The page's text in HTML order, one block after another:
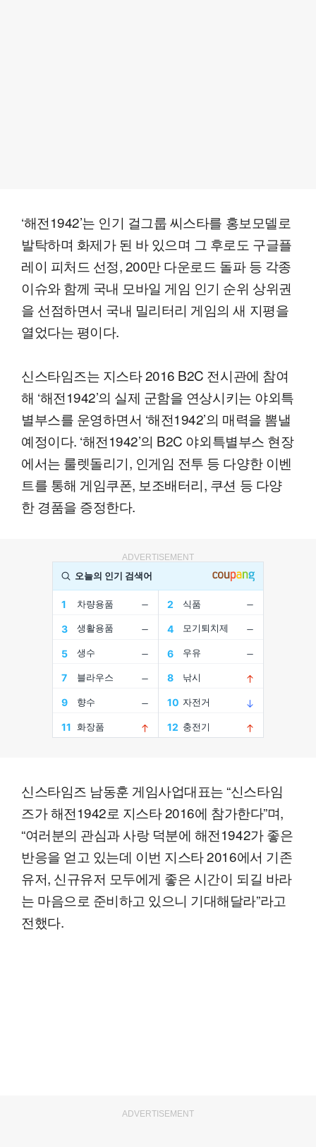
‘해전1942’는 인기 걸그룹 씨스타를 홍보모델로
발탁하며 화제가 된 바 있으며 그 후로도 구글플
레이 피처드 선정, 200만 다운로드 돌파 등 각종
이슈와 함께 국내 모바일 게임 인기 순위 상위권
을 선점하면서 국내 밀리터리 게임의 새 지평을
열었다는 평이다.
신스타임즈는 지스타 2016 B2C 전시관에 참여
해 ‘해전1942’의 실제 군함을 연상시키는 야외특
별부스를 운영하면서 ‘해전1942’의 매력을 뽐낼
예정이다. ‘해전1942’의 B2C 야외특별부스 현장
에서는 룰렛돌리기, 인게임 전투 등 다양한 이벤
트를 통해 게임쿠폰, 보조배터리, 쿠션 등 다양
한 경품을 증정한다.
ADVERTISEMENT
신스타임즈 남동훈 게임사업대표는 “신스타임
즈가 해전1942로 지스타 2016에 참가한다”며,
“여러분의 관심과 사랑 덕분에 해전1942가 좋은
반응을 얻고 있는데 이번 지스타 2016에서 기존
유저, 신규유저 모두에게 좋은 시간이 되길 바라
는 마음으로 준비하고 있으니 기대해달라”라고
전했다.
ADVERTISEMENT